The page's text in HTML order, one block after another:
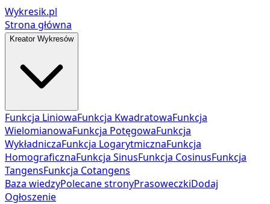
Wykresik.pl
Strona główna
Kreator Wykresów
Funkcja LiniowaFunkcja KwadratowaFunkcja
WielomianowaFunkcja PotęgowaFunkcja
WykładniczaFunkcja LogarytmicznaFunkcja
HomograficznaFunkcja SinusFunkcja CosinusFunkcja
TangensFunkcja Cotangens
Baza wiedzyPolecane stronyPrasoweczkiDodaj
Ogłoszenie